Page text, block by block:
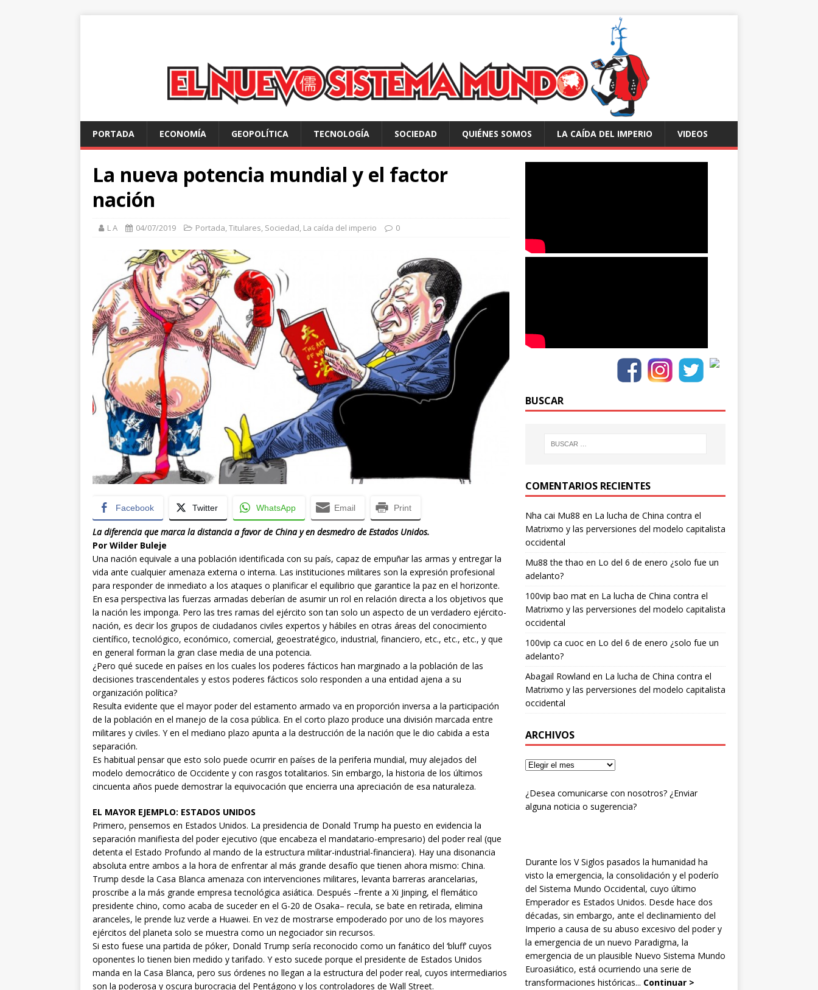
PORTADA ECONOMÍA GEOPOLÍTICA TECNOLOGÍA SOCIEDAD QUIÉNES SOMOS LA CAÍDA DEL IMPERIO VIDEOS
La nueva potencia mundial y el factor
nación
L A 04/07/2019 Portada,Titulares, Sociedad, La caída del imperio 0
Facebook Twitter WhatsApp Email Print
La diferencia que marca la distancia a favor de China y en desmedro de Estados Unidos.
Por Wilder Buleje
Una nación equivale a una población identificada con su país, capaz de empuñar las armas y entregar la
vida ante cualquier amenaza externa o interna. Las instituciones militares son la expresión profesional
para responder de inmediato a los ataques o planificar el equilibrio que garantice la paz en el horizonte.
En esa perspectiva las fuerzas armadas deberían de asumir un rol en relación directa a los objetivos que
la nación les imponga. Pero las tres ramas del ejército son tan solo un aspecto de un verdadero ejército-
nación, es decir los grupos de ciudadanos civiles expertos y hábiles en otras áreas del conocimiento
científico, tecnológico, económico, comercial, geoestratégico, industrial, financiero, etc., etc., etc., y que
en general forman la gran clase media de una potencia.
¿Pero qué sucede en países en los cuales los poderes fácticos han marginado a la población de las
decisiones trascendentales y estos poderes fácticos solo responden a una entidad ajena a su
organización política?
Resulta evidente que el mayor poder del estamento armado va en proporción inversa a la participación
de la población en el manejo de la cosa pública. En el corto plazo produce una división marcada entre
militares y civiles. Y en el mediano plazo apunta a la destrucción de la nación que le dio cabida a esta
separación.
Es habitual pensar que esto solo puede ocurrir en países de la periferia mundial, muy alejados del
modelo democrático de Occidente y con rasgos totalitarios. Sin embargo, la historia de los últimos
cincuenta años puede demostrar la equivocación que encierra una apreciación de esa naturaleza.
EL MAYOR EJEMPLO: ESTADOS UNIDOS
Primero, pensemos en Estados Unidos. La presidencia de Donald Trump ha puesto en evidencia la
separación manifiesta del poder ejecutivo (que encabeza el mandatario-empresario) del poder real (que
detenta el Estado Profundo al mando de la estructura militar-industrial-financiera). Hay una disonancia
absoluta entre ambos a la hora de enfrentar al más grande desafío que tienen ahora mismo: China.
Trump desde la Casa Blanca amenaza con intervenciones militares, levanta barreras arancelarias,
proscribe a la más grande empresa tecnológica asiática. Después –frente a Xi Jinping, el flemático
presidente chino, como acaba de suceder en el G-20 de Osaka– recula, se bate en retirada, elimina
aranceles, le prende luz verde a Huawei. En vez de mostrarse empoderado por uno de los mayores
ejércitos del planeta solo se muestra como un negociador sin recursos.
Si esto fuese una partida de póker, Donald Trump sería reconocido como un fanático del ‘bluff’ cuyos
oponentes lo tienen bien medido y tarifado. Y esto sucede porque el presidente de Estados Unidos
manda en la Casa Blanca, pero sus órdenes no llegan a la estructura del poder real, cuyos intermediarios
son la poderosa y oscura burocracia del Pentágono y los controladores de Wall Street.
BUSCAR
COMENTARIOS RECIENTES
Nha cai Mu88 en La lucha de China contra el
Matrixmo y las perversiones del modelo capitalista
occidental
Mu88 the thao en Lo del 6 de enero ¿solo fue un
adelanto?
100vip bao maten La lucha de China contra el
Matrixmo y las perversiones del modelo capitalista
occidental
100vip ca cuocen Lo del 6 de enero ¿solo fue un
adelanto?
Abagail Rowland en La lucha de China contra el
Matrixmo y las perversiones del modelo capitalista
occidental
ARCHIVOS
¿Desea comunicarse con nosotros? ¿Enviar
alguna noticia o sugerencia?
Durante los V Siglos pasados la humanidad ha
visto la emergencia, la consolidación y el poderío
del Sistema Mundo Occidental, cuyo último
Emperador es Estados Unidos. Desde hace dos
décadas, sin embargo, ante el declinamiento del
Imperio a causa de su abuso excesivo del poder y
la emergencia de un nuevo Paradigma, la
emergencia de un plausible Nuevo Sistema Mundo
Euroasiático, está ocurriendo una serie de
transformaciones históricas... Continuar >